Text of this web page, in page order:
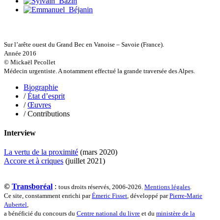
Guillemot Agnès
Guillotel Pierre-Antoine
Hafez Kim
Hardivilliers Albéric d’
Harvey James
Hervouët Tifenn
Houdaille Christophe
Hussain Fawaz
Hussenet Emmanuel
Janichon Gérard
Kerouedan Annie
Klein Julie
Klvana Ilya
Kotry Jérôme
La Brosse Gaële de
Labouche Didier
Lacarrière Jacques
Sur l’arête ouest du Grand Bec en Vanoise – Savoie (France).
Année 2016
© Mickaël Pecollet
Médecin urgentiste. A notamment effectué la grande traversée des Alpes.
Biographie
/État d’esprit
/Œuvres
/ Contributions
Interview
La vertu de la proximité (mars 2020)
Accore et à criques (juillet 2021)
© Transboréal : tous droits réservés, 2006-2026. Mentions légales.
Ce site, constamment enrichi parÉmeric Fisset, développé parPierre-Marie
Aubertel,
a bénéficié du concours du Centre national du livre et du ministère de la